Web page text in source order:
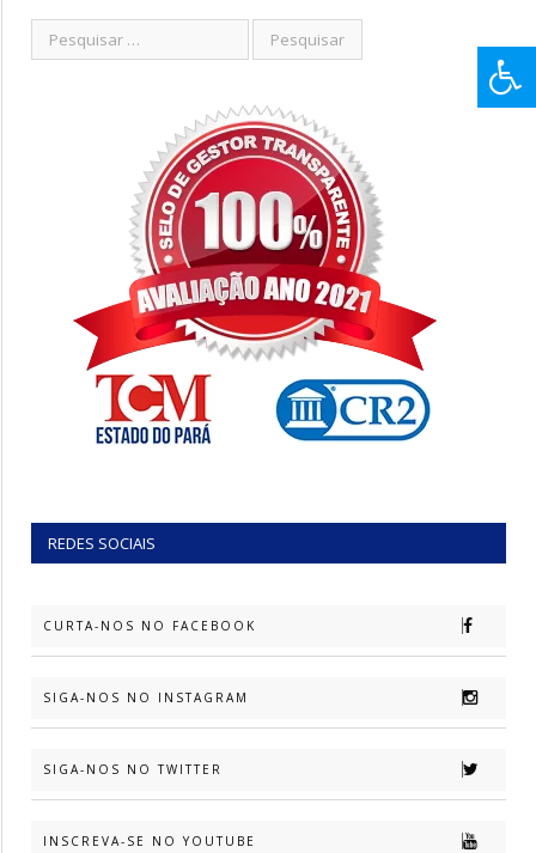
REDES SOCIAIS
CURTA-NOS NO FACEBOOK
SIGA-NOS NO INSTAGRAM
SIGA-NOS NO TWITTER
INSCREVA-SE NO YOUTUBE